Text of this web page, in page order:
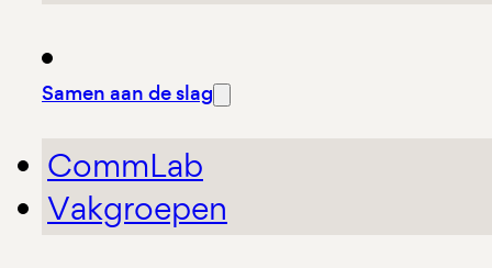
Samen aan de slag
CommLab
Vakgroepen